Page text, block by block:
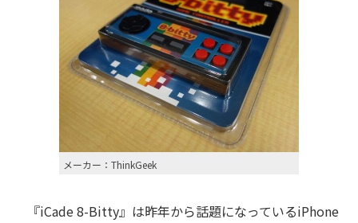
メーカー：ThinkGeek
『iCade 8-Bitty』は昨年から話題になっているiPhone